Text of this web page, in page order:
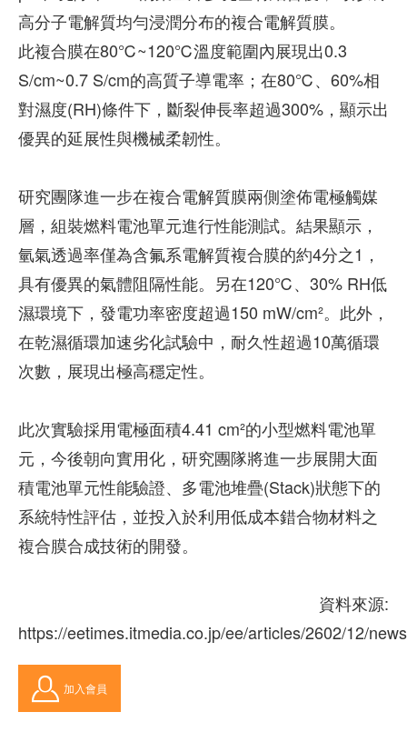
高分子電解質均勻浸潤分布的複合電解質膜。
此複合膜在80℃~120℃溫度範圍內展現出0.3
S/cm~0.7 S/cm的高質子導電率；在80℃、60%相
對濕度(RH)條件下，斷裂伸長率超過300%，顯示出
優異的延展性與機械柔韌性。
研究團隊進一步在複合電解質膜兩側塗佈電極觸媒
層，組裝燃料電池單元進行性能測試。結果顯示，
氫氣透過率僅為含氟系電解質複合膜的約4分之1，
具有優異的氣體阻隔性能。另在120℃、30% RH低
濕環境下，發電功率密度超過150 mW/cm²。此外，
在乾濕循環加速劣化試驗中，耐久性超過10萬循環
次數，展現出極高穩定性。
此次實驗採用電極面積4.41 cm²的小型燃料電池單
元，今後朝向實用化，研究團隊將進一步展開大面
積電池單元性能驗證、多電池堆疊(Stack)狀態下的
系統特性評估，並投入於利用低成本錯合物材料之
複合膜合成技術的開發。
資料來源:
https://eetimes.itmedia.co.jp/ee/articles/2602/12/
加入會員